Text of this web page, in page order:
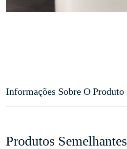
Informações Sobre O Produto
Produtos Semelhantes